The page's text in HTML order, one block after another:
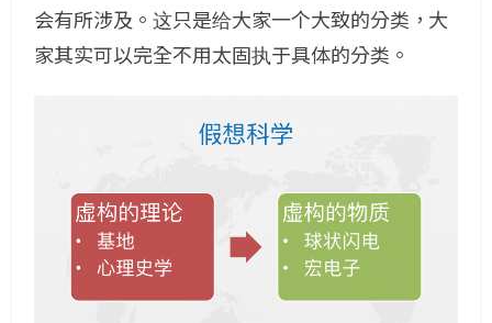
会有所涉及。这只是给大家一个大致的分类，大
家其实可以完全不用太固执于具体的分类。